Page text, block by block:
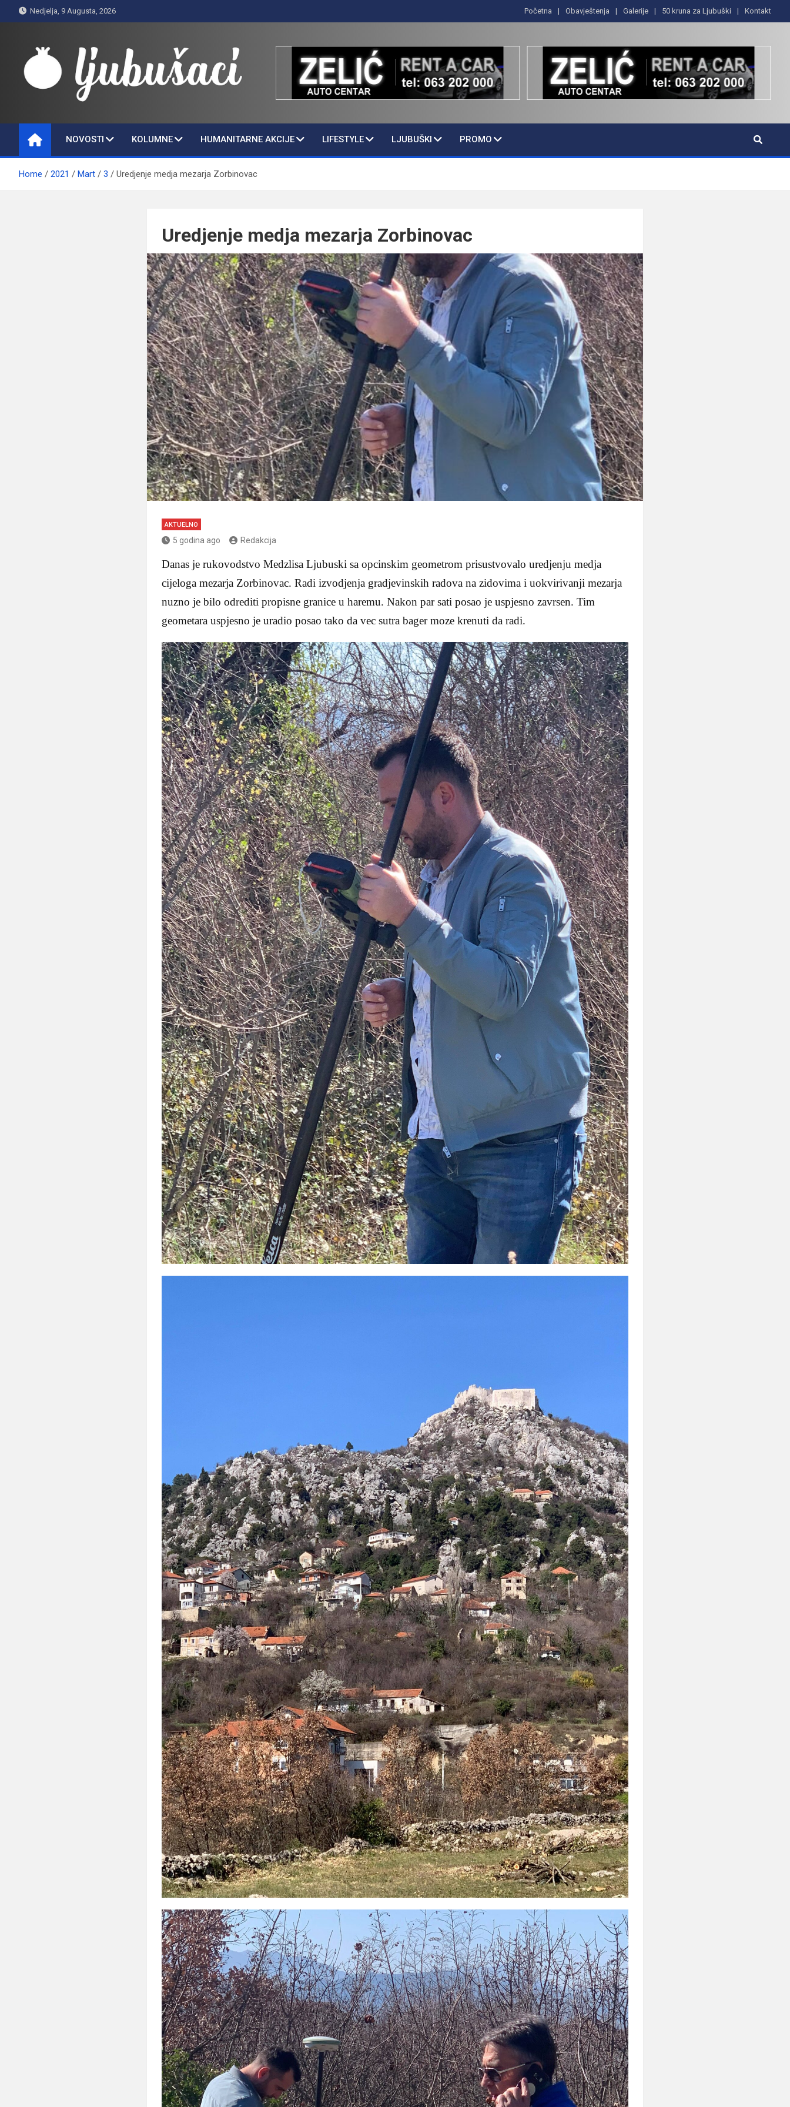
to
Nedjelja, 9 Augusta, 2026 Početna Obavještenja Galerije 50 kruna za Ljubuški Kontakt
Ljubušaci
NOVOSTI KOLUMNE HUMANITARNE AKCIJE LIFESTYLE LJUBUŠKI PROMO
Home 2021 Mart 3 Uredjenje medja mezarja Zorbinovac
Uredjenje medja mezarja Zorbinovac
AKTUELNO
5 godina ago Redakcija
Danas je rukovodstvo Medzlisa Ljubuski sa opcinskim geometrom prisustvovalo uredjenju medja
cijeloga mezarja Zorbinovac. Radi izvodjenja gradjevinskih radova na zidovima i uokvirivanji mezarja
nuzno je bilo odrediti propisne granice u haremu. Nakon par sati posao je uspjesno zavrsen. Tim
geometara uspjesno je uradio posao tako da vec sutra bager moze krenuti da radi.